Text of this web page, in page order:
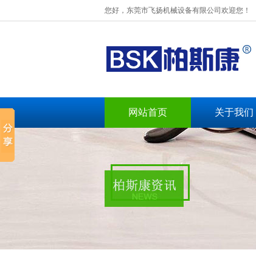
您好，东莞市飞扬机械设备有限公司欢迎您！
网站首页 关于我们
BSK-003扁绳手挽机